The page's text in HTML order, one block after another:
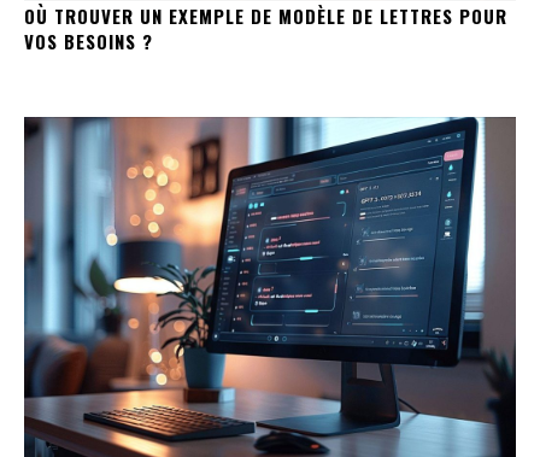
OÙ TROUVER UN EXEMPLE DE MODÈLE DE LETTRES POUR
VOS BESOINS ?